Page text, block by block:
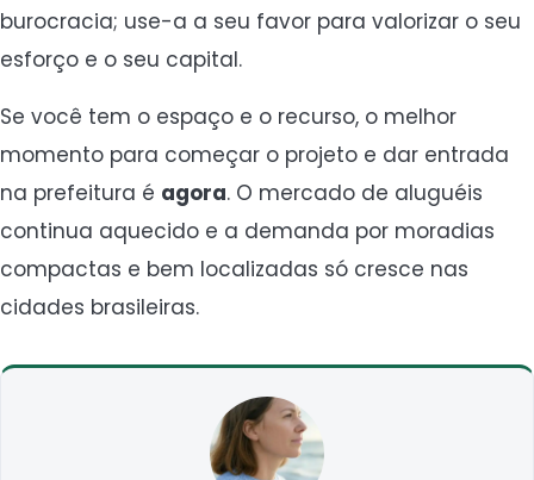
burocracia; use-a a seu favor para valorizar o seu
esforço e o seu capital.
Se você tem o espaço e o recurso, o melhor
momento para começar o projeto e dar entrada
na prefeitura é agora. O mercado de aluguéis
continua aquecido e a demanda por moradias
compactas e bem localizadas só cresce nas
cidades brasileiras.